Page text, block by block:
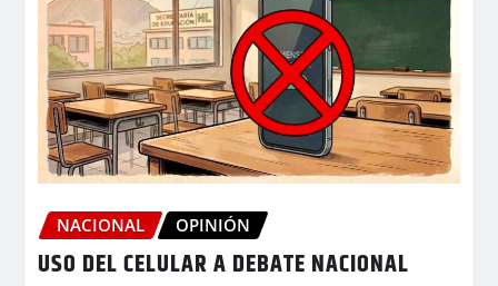
NACIONAL OPINIÓN
USO DEL CELULAR A DEBATE NACIONAL